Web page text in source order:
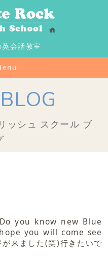
会話教室
ッシュ スクール ブ
you know new Blue
you will come see
来ました(笑)行きたいで